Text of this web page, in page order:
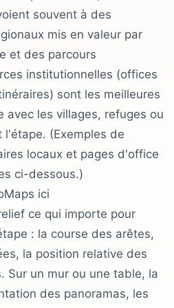
souvent à des
mis en valeur par
et des parcours
institutionnelles (offices
sont les meilleures
avec les villages, refuges ou
l'étape. (Exemples de
locaux et pages d'office
ci-dessous.)
ici
ce qui importe pour
: la course des arêtes,
la position relative des
Sur un mur ou une table, la
des panoramas, les